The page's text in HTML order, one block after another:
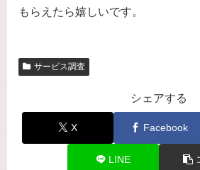
もらえたら嬉しいです。
サービス調査
シェアする
X Facebook
LINE